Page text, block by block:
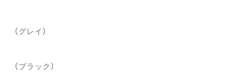
（グレイ）
（ブラック）